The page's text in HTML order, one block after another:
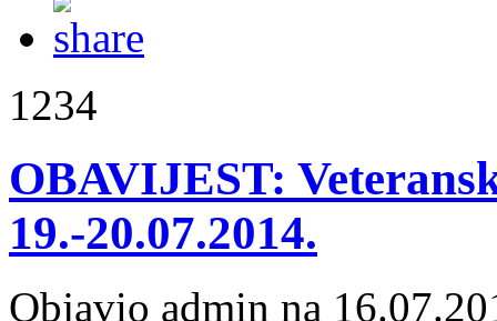
1234
OBAVIJEST:
19.-20.07.2014.
Objavio admin na